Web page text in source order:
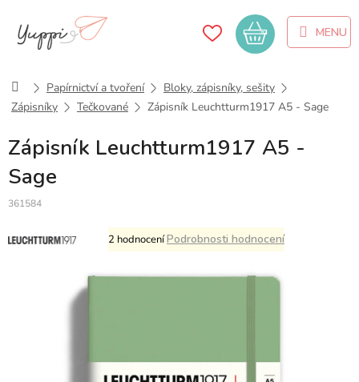
obsah
Nákupní
košík
DomůPapírnictví a tvoření
Bloky, zápisníky, sešity
Zápisníky
Tečkované Zápisník Leuchtturm1917 A5 - Sage
Zápisník Leuchtturm1917 A5 -
Sage
361584
Průměrné
hodnocení
je
2 hodnoceníPodrobnosti hodnocení